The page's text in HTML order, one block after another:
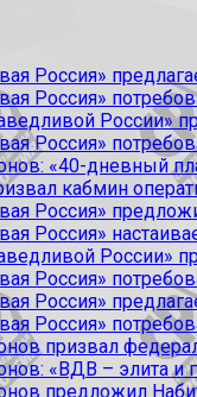
Россия»
Россия»
России»
Россия»
«40-дневный
кабмин
Россия»
Россия»
России»
Россия»
Россия»
Россия»
призвал
«ВДВ – элита и
предложил